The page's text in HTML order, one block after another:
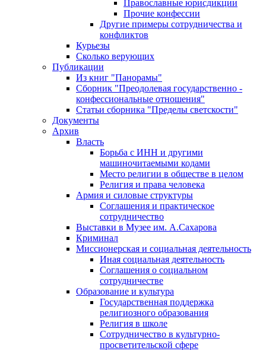
Православные юрисдикции
Прочие конфессии
Другие примеры сотрудничества и
конфликтов
Курьезы
Сколько верующих
Публикации
Из книг "Панорамы"
Сборник "Преодолевая государственно -
конфессиональные отношения"
Статьи сборника "Пределы светскости"
Документы
Архив
Власть
Борьба с ИНН и другими
машиночитаемыми кодами
Место религии в обществе в целом
Религия и права человека
Армия и силовые структуры
Соглашения и практическое
сотрудничество
Выставки в Музее им. А.Сахарова
Криминал
Миссионерская и социальная деятельность
Иная социальная деятельность
Соглашения о социальном
сотрудничестве
Образование и культура
Государственная поддержка
религиозного образования
Религия в школе
Сотрудничество в культурно-
просветительской сфере